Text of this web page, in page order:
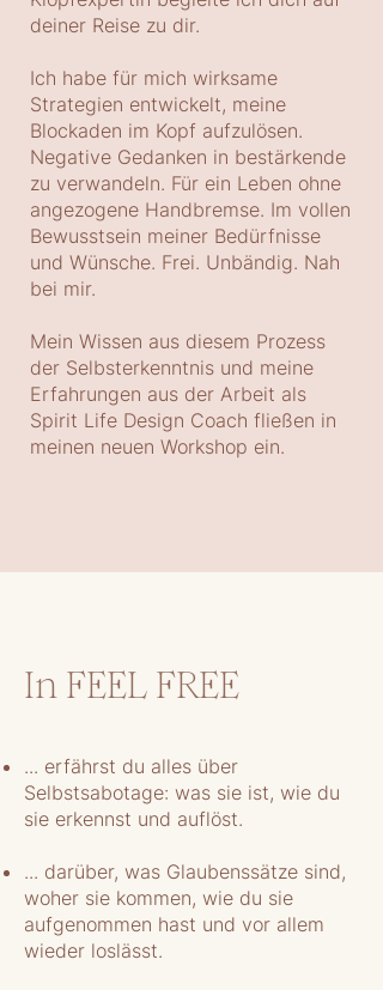
deiner Reise zu dir.
Ich habe für mich wirksame
Strategien entwickelt, meine
Blockaden im Kopf aufzulösen.
Negative Gedanken in bestärkende
zu verwandeln. Für ein Leben ohne
angezogene Handbremse. Im vollen
Bewusstsein meiner Bedürfnisse
und Wünsche. Frei. Unbändig. Nah
bei mir.
Mein Wissen aus diesem Prozess
der Selbsterkenntnis und meine
Erfahrungen aus der Arbeit als
Spirit Life Design Coach fließen in
meinen neuen Workshop ein.
In FEEL FREE
... erfährst du alles über
Selbstsabotage: was sie ist, wie du
sie erkennst und auflöst.
... darüber, was Glaubenssätze sind,
woher sie kommen, wie du sie
aufgenommen hast und vor allem
wieder loslässt.